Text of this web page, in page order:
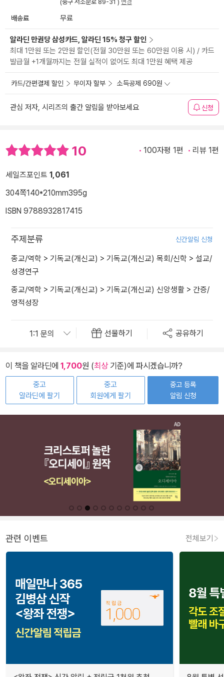
(중구 서소문로 89-31 ) 변경
배송료 무료
알라딘 만권당 삼성카드, 알라딘 15% 청구 할인
최대 1만원 또는 2만원 할인(전월 30만원 또는 60만원 이용 시) / 카드
발급월 +1개월까지는 전월 실적이 없어도 최대 1만원 혜택 제공
카드/간편결제 할인 무이자 할부 소득공제 690원
관심 저자, 시리즈의 출간 알림을 받아보세요 신청
10 100자평 1편 리뷰 1편
세일즈포인트 1,061
304쪽140*210mm395g
ISBN 9788932817415
주제분류 신간알림 신청
종교/역학 > 기독교(개신교) > 기독교(개신교) 목회/신학 > 설교/
성경연구
종교/역학 > 기독교(개신교) > 기독교(개신교) 신앙생활 > 간증/
영적성장
선물하기 공유하기
이 책을 알라딘에 1,700원 (최상기준)에 파시겠습니까?
중고
알라딘에 팔기
중고
회원에게 팔기
중고 등록
알림 신청
관련 이벤트 전체보기